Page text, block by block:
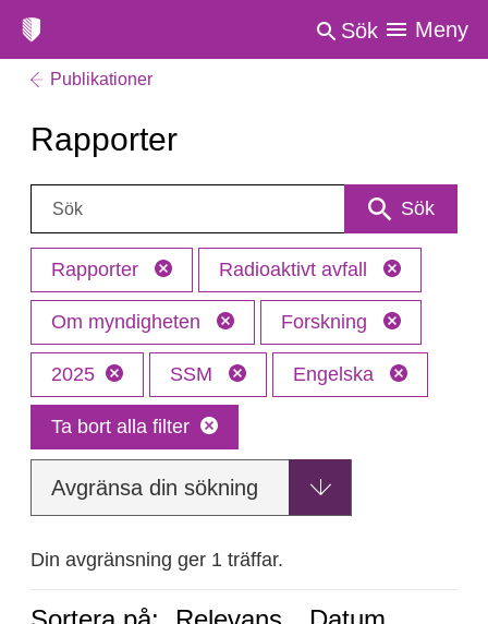
Sök Meny
Publikationer
Rapporter
Sök: Sök
Rapporter Radioaktivt avfall
Om myndigheten Forskning
2025 SSM Engelska
Ta bort alla filter
Avgränsa din sökning
Din avgränsning ger 1 träffar.